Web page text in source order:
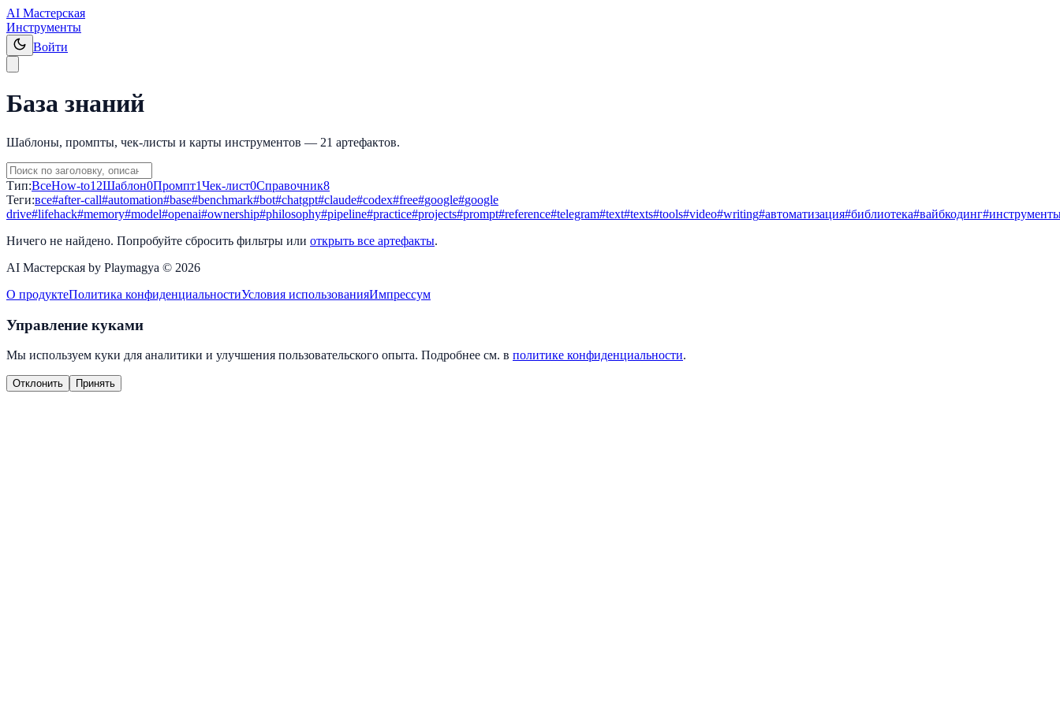
AI Мастерская
Инструменты
Войти
База знаний
Шаблоны, промпты, чек-листы и карты инструментов — 21 артефактов.
Тип:ВсеHow-to12Шаблон0Промпт1Чек-лист0Справочник8
Теги:все#after-call#automation#base#benchmark#bot#chatgpt#claude#codex#free#google#google
drive#lifehack#memory#model#openai#ownership#philosophy#pipeline#practice#projects#prompt#reference#telegram#text#texts#tools#video#writing#автоматизация#библиотека#вайбкодинг#
Ничего не найдено. Попробуйте сбросить фильтры или открыть все артефакты.
AI Мастерская by Playmagya © 2026
О продуктеПолитика конфиденциальностиУсловия использованияИмпрессум
Управление куками
Мы используем куки для аналитики и улучшения пользовательского опыта. Подробнее см. в политике конфиденциальности.
Отклонить Принять